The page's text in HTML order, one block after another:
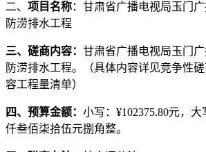
二、 项目名称： 甘肃省广播电视局玉门
防涝排水工程
三、磋商内容： 甘肃省广播电视局玉门
防涝排水工程。（具体内容详见竞争性
容工程量清单）
四、预算金额： 小写： ¥102375.80元， 大
仟叁佰柒拾伍元捌角整。